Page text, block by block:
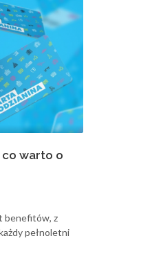
warto o
benefitów, z
pełnoletni